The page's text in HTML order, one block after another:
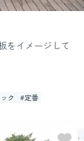
をイメージして
ク #定番